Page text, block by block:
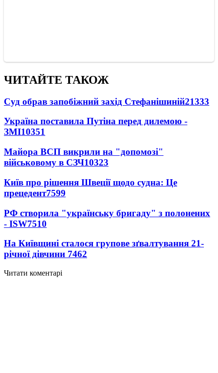
ЧИТАЙТЕ ТАКОЖ
Суд обрав запобіжний захід Стефанішиній21333
Україна поставила Путіна перед дилемою -
ЗМІ10351
Майора ВСП викрили на "допомозі"
військовому в СЗЧ10323
Київ про рішення Швеції щодо судна: Це
прецедент7599
РФ створила "українську бригаду" з полонених
- ISW7510
На Київщині сталося групове зґвалтування 21-
річної дівчини 7462
Читати коментарі